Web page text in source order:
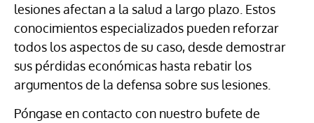
lesiones afectan a la salud a largo plazo. Estos
conocimientos especializados pueden reforzar
todos los aspectos de su caso, desde demostrar
sus pérdidas económicas hasta rebatir los
argumentos de la defensa sobre sus lesiones.
Póngase en contacto con nuestro bufete de